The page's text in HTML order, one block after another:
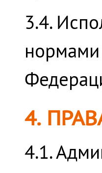
3.4.
нормами
4.
4.1.